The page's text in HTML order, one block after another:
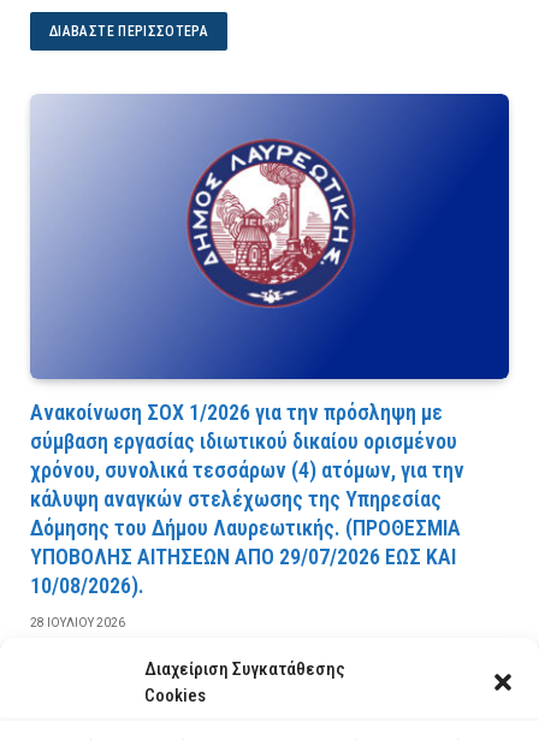
Διαχείριση Συγκατάθεσης
Cookies
ΔΙΑΒΆΣΤΕ ΠΕΡΙΣΣΌΤΕΡΑ
Ανακοίνωση ΣΟΧ 1/2026 για την πρόσληψη με
σύμβαση εργασίας ιδιωτικού δικαίου ορισμένου
χρόνου, συνολικά τεσσάρων (4) ατόμων, για την
κάλυψη αναγκών στελέχωσης της Υπηρεσίας
Δόμησης του Δήμου Λαυρεωτικής. (ΠPOΘEΣMIA
YΠOBOΛHΣ AITHΣEΩN AΠO 29/07/2026 EΩΣ KAI
10/08/2026).
28 ΙΟΥΛΊΟΥ 2026
ΔΙΑΒΆΣΤΕ ΠΕΡΙΣΣΌΤΕΡΑ